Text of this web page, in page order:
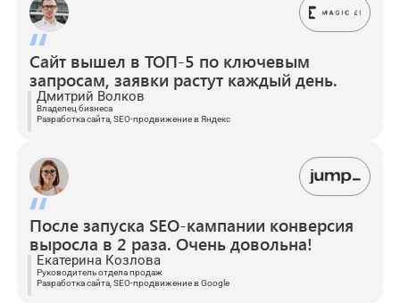
Сайт вышел в ТОП-5 по ключевым
запросам, заявки растут каждый день.
Дмитрий Волков
Владелец бизнеса
Разработка сайта, SEO-продвижение в Яндекс
После запуска SEO-кампании конверсия
выросла в 2 раза. Очень довольна!
Екатерина Козлова
Руководитель отдела продаж
Разработка сайта, SEO-продвижение в Google